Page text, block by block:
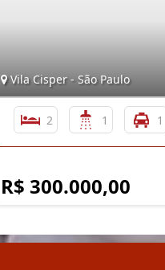
Vila Cisper - São Paulo
2 1 1
R$ 300.000,00